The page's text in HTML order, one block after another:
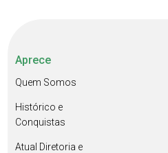
Aprece
Quem Somos
Histórico e
Conquistas
Atual Diretoria e